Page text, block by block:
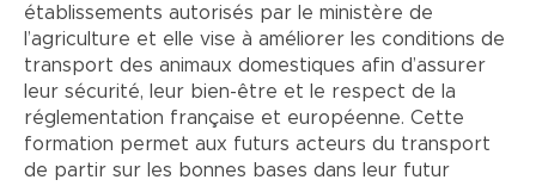
établissements autorisés par le ministère de
l’agriculture et elle vise à améliorer les conditions de
transport des animaux domestiques afin d’assurer
leur sécurité, leur bien-être et le respect de la
réglementation française et européenne. Cette
formation permet aux futurs acteurs du transport
de partir sur les bonnes bases dans leur futur